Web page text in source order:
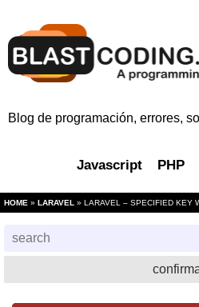
Blog de programación, errores,
Javascript PHP
HOME » LARAVEL » LARAVEL – SPECIFIED KEY